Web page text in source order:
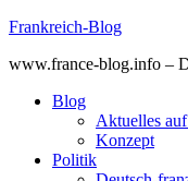
Skip
content
Frankreich-Blog
www.france-blog.info –
Blog
Aktuelles
Konzept
Politik